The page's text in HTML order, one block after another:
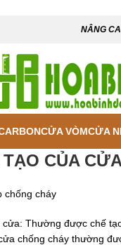
NÂNG
CỬA VÒMCỬA
TẠO CỦA
chống cháy
cửa: Thường được chế
chống cháy thường